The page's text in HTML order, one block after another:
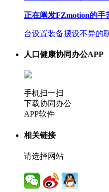
正在阐发FZmotion的手
台设置装备摆设不异的
人口健康协同办公APP
手机扫一扫
下载协同办公
APP软件
相关链接
请选择网站